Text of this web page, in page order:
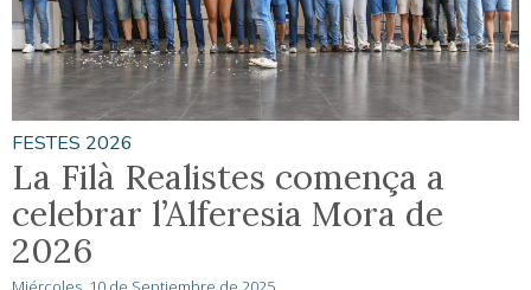
FESTES 2026
La Filà Realistes comença a
celebrar l’Alferesia Mora de
2026